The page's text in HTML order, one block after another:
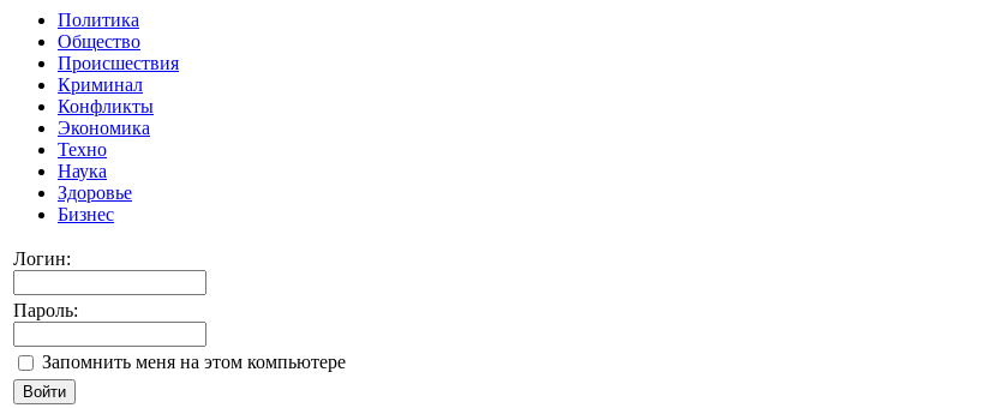
Политика
Общество
Происшествия
Криминал
Конфликты
Экономика
Техно
Наука
Здоровье
Бизнес
Логин:
Пароль:
Запомнить меня на этом компьютере